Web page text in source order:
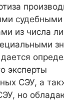
судебными
из числа
эксперты
СЭУ, а
но